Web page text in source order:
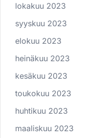
lokakuu 2023
syyskuu 2023
elokuu 2023
heinäkuu 2023
kesäkuu 2023
toukokuu 2023
huhtikuu 2023
maaliskuu 2023